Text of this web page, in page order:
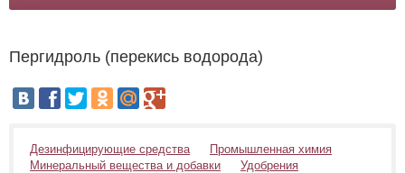
Пергидроль (перекись водорода)
Дезинфицирующие средства
Промышленная химия
Минеральный вещества и добавки
Удобрения